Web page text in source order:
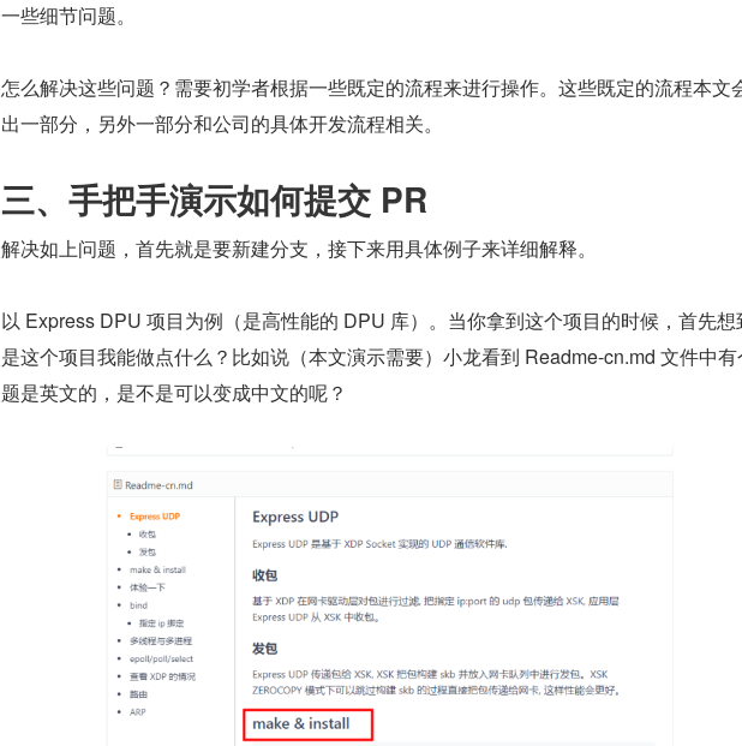
一些细节问题。
怎么解决这些问题？需要初学者根据一些既定的流程来进行操作。这些既定的流程本文
出一部分，另外一部分和公司的具体开发流程相关。
三、手把手演示如何提交 PR
解决如上问题，首先就是要新建分支，接下来用具体例子来详细解释。
以 Express DPU 项目为例（是高性能的 DPU 库）。当你拿到这个项目的时候，首先想
是这个项目我能做点什么？比如说（本文演示需要）小龙看到 Readme-cn.md 文件中
题是英文的，是不是可以变成中文的呢？